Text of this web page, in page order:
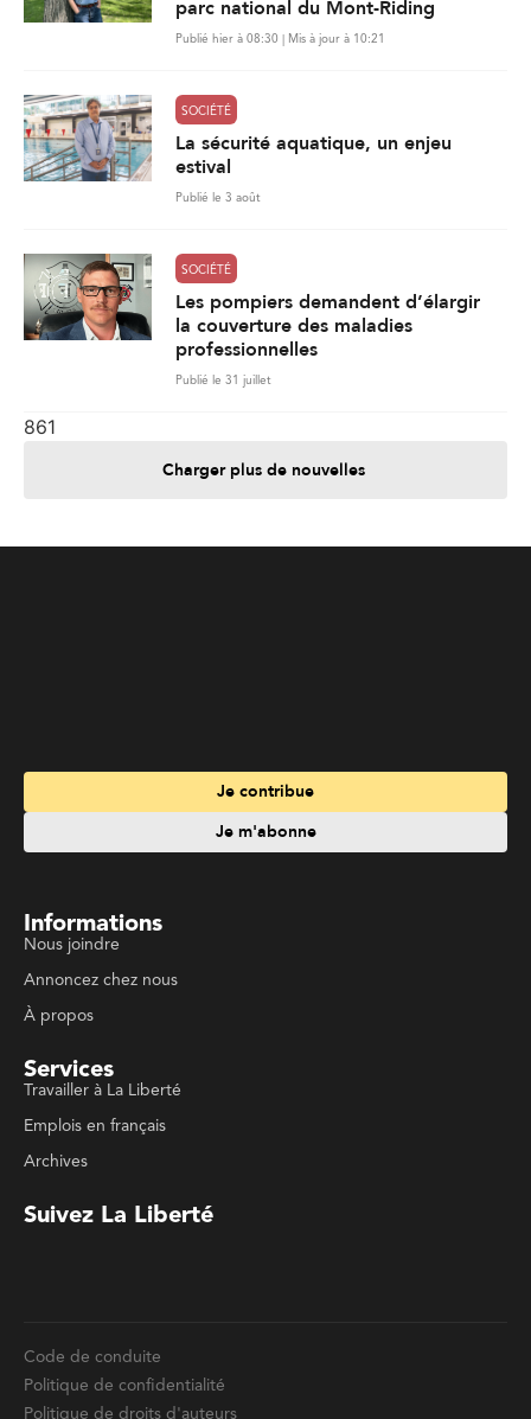
Publié le 3 août
Les pompiers demandent d’élargir
la couverture des maladies
professionnelles
Publié le 31 juillet
Charger plus de nouvelles
Je contribue
Services
Suivez La Liberté
Code de conduite
Politique de confidentialité
Politique de droits d'auteurs
La Liberté © 2023